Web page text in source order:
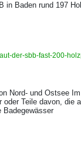
in Baden rund 197
der-sbb-fast-200-
Nord- und Ostsee
Teile davon, die
Badegewässer